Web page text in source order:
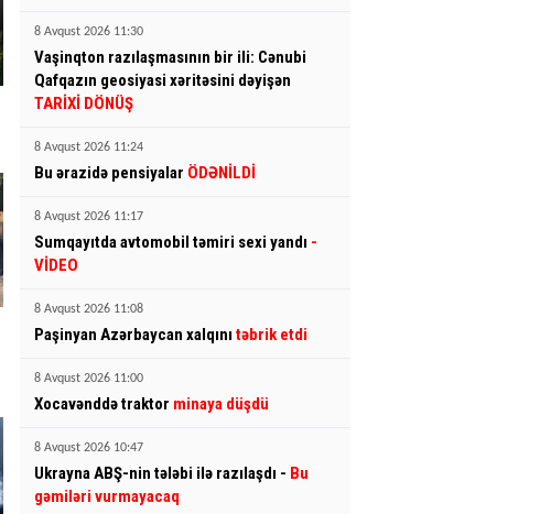
8 Avqust 2026 11:30
Vaşinqton razılaşmasının bir ili: Cənubi
Qafqazın geosiyasi xəritəsini dəyişən
TARİXİ DÖNÜŞ
8 Avqust 2026 11:24
Bu ərazidə pensiyalar ÖDƏNİLDİ
8 Avqust 2026 11:17
Sumqayıtda avtomobil təmiri sexi yandı -
VİDEO
8 Avqust 2026 11:08
Paşinyan Azərbaycan xalqını təbrik etdi
8 Avqust 2026 11:00
Xocavənddə traktor minaya düşdü
8 Avqust 2026 10:47
Ukrayna ABŞ-nin tələbi ilə razılaşdı - Bu
gəmiləri vurmayacaq